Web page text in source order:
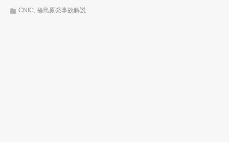
CNIC, 福島原発事故解説